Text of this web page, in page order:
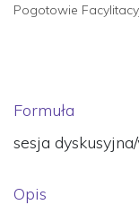
Pogotowie
Formuła
sesja
Opis